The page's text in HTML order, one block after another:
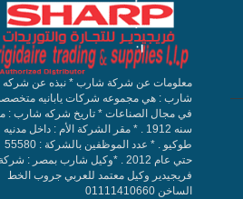
معلومات عن شركة شارب * نبذه عن شركه
شارب : هي مجموعه شركات يابانيه
في مجال الصناعات * تاريخ شركه شارب :
سنه 1912 . * مقر الشركة الأم : داخل مدنيه
طوكيو . * عدد الموظفين بالشركة : 55580
حتي عام 2012 . *وكيل شارب بمصر : شركة
فريجيدير وكيل معتمد للعربي جروب الخط
الساخن 01111410660